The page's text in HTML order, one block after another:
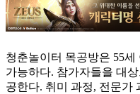
청춘놀이터 목공방은 55
가능하다. 참가자들을 대
공한다. 취미 과정, 전문가